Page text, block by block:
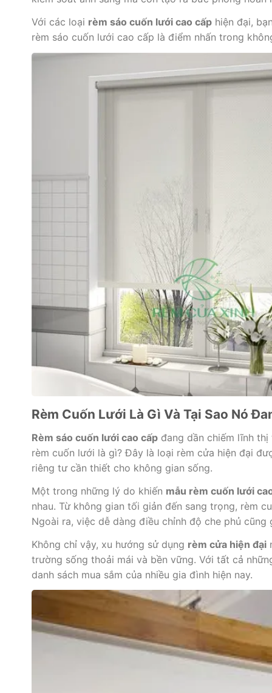
Với các loại rèm sáo cuốn lưới cao cấphiện đại,
rèm sáo cuốn lưới cao cấp là điểm nhấn trong
Rèm Cuốn Lưới Là Gì Và Tại Sao Nó
Rèm sáo cuốn lưới cao cấpđang dần chiếm lĩnh thị
rèm cuốn lưới là gì? Đây là loại rèm cửa hiện đại
riêng tư cần thiết cho không gian sống.
Một trong những lý do khiến mẫu rèm cuốn lưới
nhau. Từ không gian tối giản đến sang trọng, rèm
Ngoài ra, việc dễ dàng điều chỉnh độ che phủ
Không chỉ vậy, xu hướng sử dụng rèm cửa hiện đại
trường sống thoải mái và bền vững. Với tất cả
danh sách mua sắm của nhiều gia đình hiện nay.